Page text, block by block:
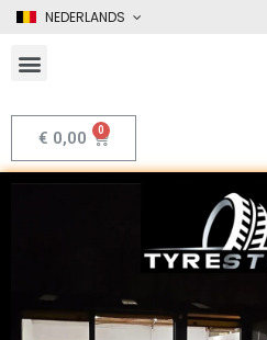
NEDERLANDS
€ 0,00